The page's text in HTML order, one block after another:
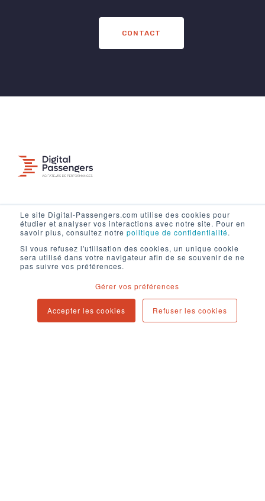
Le site Digital-Passengers.com utilise des cookies pour
étudier et analyser vos interactions avec notre site. Pour en
savoir plus, consultez notre politique de confidentialité.
Si vous refusez l'utilisation des cookies, un unique cookie
sera utilisé dans votre navigateur afin de se souvenir de ne
pas suivre vos préférences.
Gérer vos préférences
Accepter les cookies Refuser les cookies
CONTACT
Mentions légales
Politique de confidentialité
Contact
Newsletter
94 cours d'Alsace-et-Lorraine